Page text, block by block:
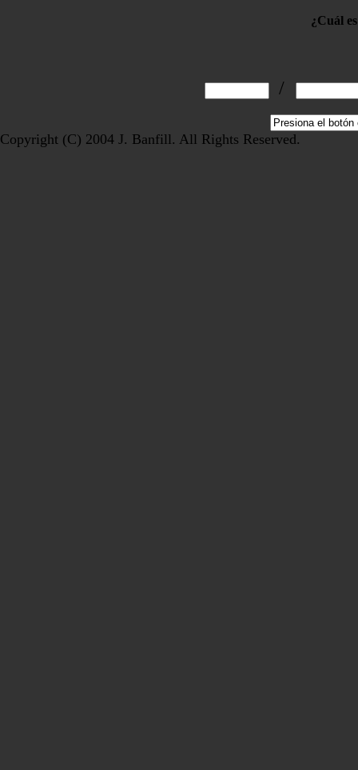
¿Cuál
/
Copyright (C) 2004 J. Banfill. All Rights Reserved.